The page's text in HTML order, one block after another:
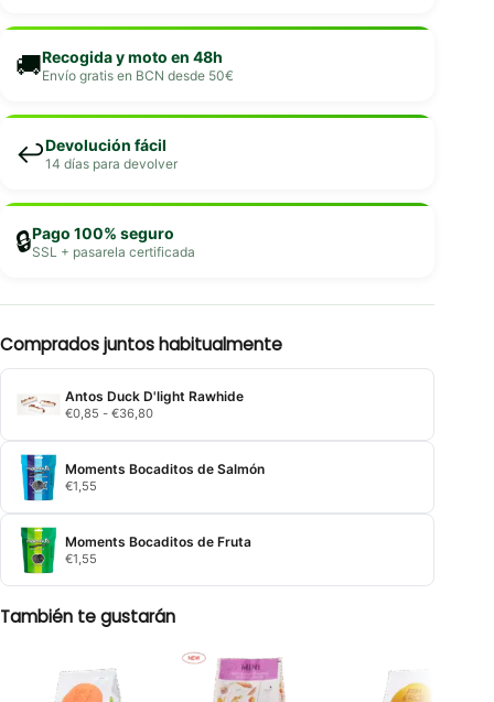
🚚Recogida y moto en 48h
Envío gratis en BCN desde 50€
↩️Devolución fácil
14 días para devolver
🔒Pago 100% seguro
SSL + pasarela certificada
Comprados juntos habitualmente
Antos Duck D'light Rawhide
€0,85 - €36,80Rango
precios:
€0,85
Moments Bocaditos de Salmón
€1,55
Moments Bocaditos de Fruta
€1,55
También te gustarán